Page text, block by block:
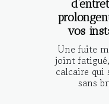
vos
Une fuite
joint
calcaire qui
sans